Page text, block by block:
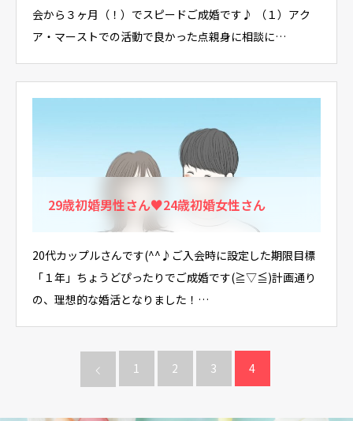
会から３ヶ月（！）でスピードご成婚です♪ （１）アク
ア・マーストでの活動で良かった点親身に相談に…
29歳初婚男性さん♥24歳初婚女性さん
20代カップルさんです(^^♪ご入会時に設定した期限目標
「１年」ちょうどぴったりでご成婚です(≧▽≦)計画通り
の、理想的な婚活となりました！…
1 2 3 4